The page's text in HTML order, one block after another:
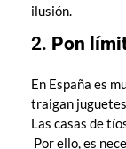
ilusión.
2. Pon
En España es
traigan
Las casas de
Por ello, es